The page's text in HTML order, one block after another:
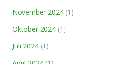
November 2024 (1)
Oktober 2024 (1)
Juli 2024 (1)